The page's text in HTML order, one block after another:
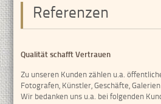
Referenzen
Qualität schafft Vertrauen
Zu unseren Kunden zählen u.a.
Fotografen, Künstler, Geschäfte,
Wir bedanken uns u.a. bei folgenden